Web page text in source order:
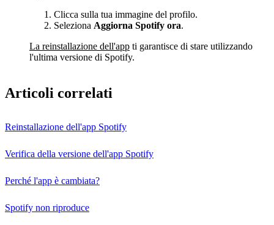
Clicca sulla tua immagine del profilo.
Seleziona Aggiorna Spotify ora.
La reinstallazione dell'app ti garantisce di stare utilizzando
l'ultima versione di Spotify.
Articoli correlati
Reinstallazione dell'app Spotify
Verifica della versione dell'app Spotify
Perché l'app è cambiata?
Spotify non riproduce